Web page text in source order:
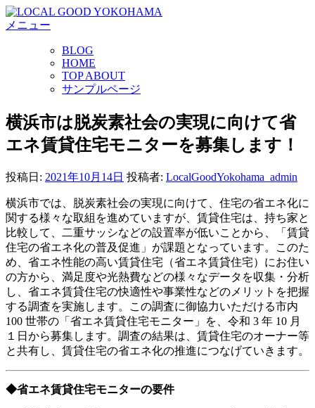
コ
ン
キ
ッ
プ
メニュー
BLOG
HOME
TOP ABOUT
サンプルページ
横浜市は脱炭素社会の実現に向けて省
エネ賃貸住宅モニターを募集します！
投稿日: 2021年10月14日 投稿者: LocalGoodYokohama_admin
横浜市では、脱炭素社会の実現に向けて、住宅の省エネ化に
関する様々な取組を進めていますが、賃貸住宅は、持ち家と
比較して、二重サッシなどの設置率が低いことから、「賃貸
住宅の省エネ化の普及促進」が課題となっています。このた
め、省エネ性能の高い賃貸住宅（省エネ賃貸住宅）にお住い
の方から、満足度や光熱費などの様々なデータを収集・分析
し、省エネ賃貸住宅の快適性や事業性などのメリットを把握
する調査を実施します。この調査に御協力いただける市内
100 世帯の「省エネ賃貸住宅モニター」を、令和 3 年 10 月
１日から募集します。調査の結果は、賃貸住宅のオーナー等
と共有し、賃貸住宅の省エネ化の推進につなげていきます。
◆省エネ賃貸住宅モニターの要件